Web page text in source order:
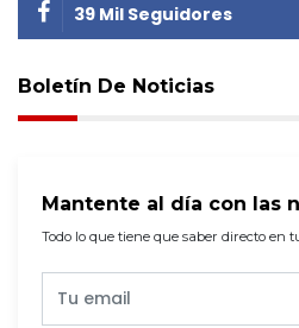
39 Mil Seguidores
Boletín De Noticias
Mantente al día con las
Todo lo que tiene que saber directo en